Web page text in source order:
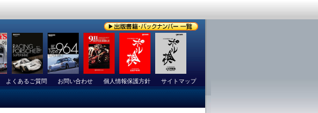
よくあるご質問 お問い合わせ 個人情報保護方針 サイトマップ